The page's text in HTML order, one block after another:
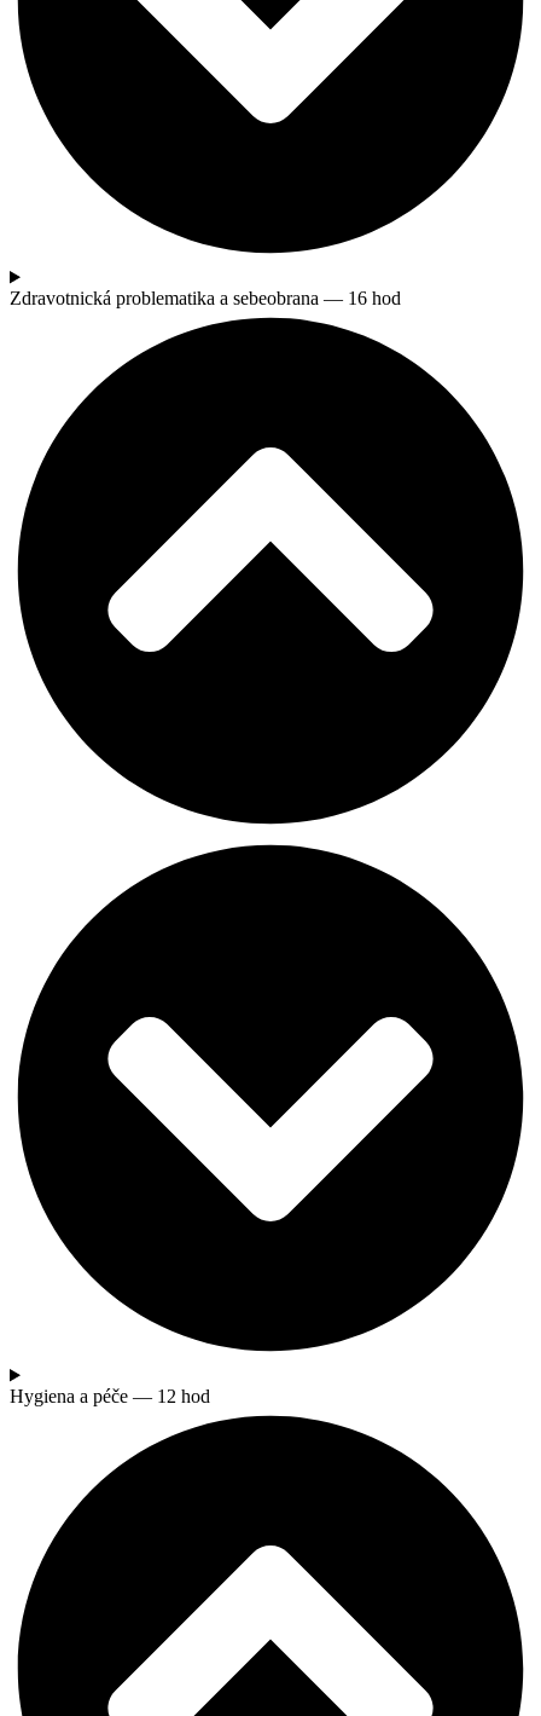
Zdravotnická problematika a sebeobrana — 16 hod
Hygiena a péče — 12 hod